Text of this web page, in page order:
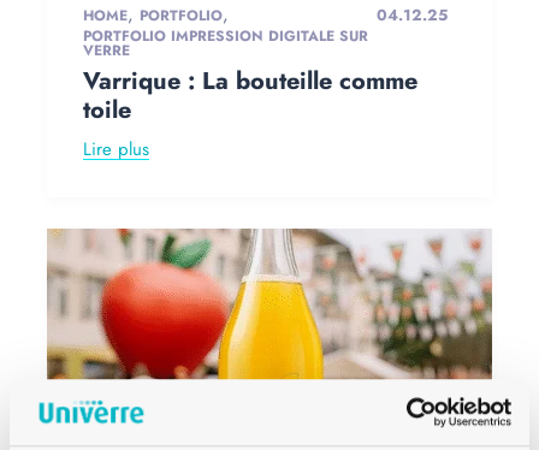
HOME, PORTFOLIO,
PORTFOLIO IMPRESSION DIGITALE SUR
VERRE
04.12.25
Varrique : La bouteille comme
toile
Lire plus